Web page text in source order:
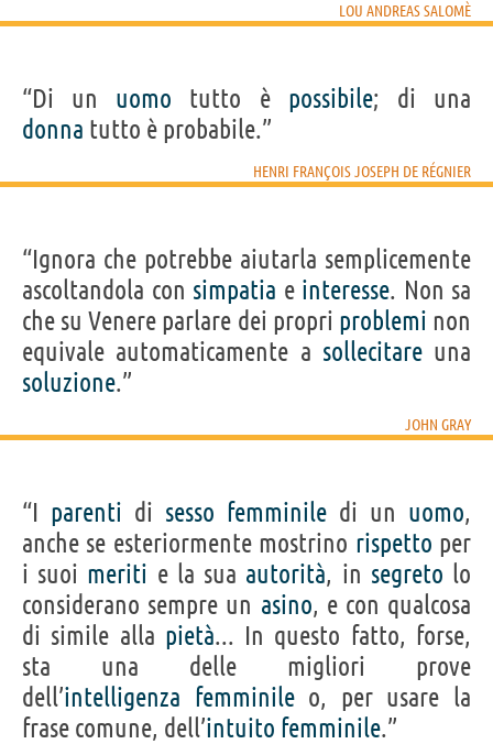
LOU ANDREAS SALOMÈ
“Di un uomo tutto è possibile; di una
donna tutto è probabile.”
HENRI FRANÇOIS JOSEPH DE RÉGNIER
“Ignora che potrebbe aiutarla semplicemente
ascoltandola con simpatia e interesse. Non sa
che su Venere parlare dei propri problemi non
equivale automaticamente a sollecitareuna
soluzione.”
JOHN GRAY
“I parenti di sesso femminile di un uomo,
anche se esteriormente mostrino rispetto per
i suoi meriti e la sua autorità, in segreto lo
considerano sempre un asino, e con qualcosa
di simile alla pietà... In questo fatto, forse,
sta una delle migliori prove
dell’intelligenza femminileo, per usare la
frase comune, dell’intuito femminile.”